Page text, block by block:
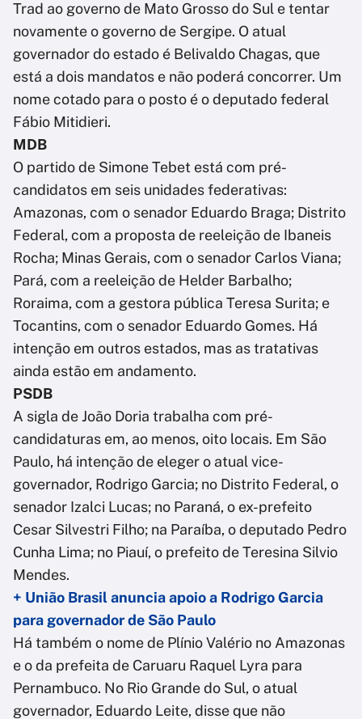
Trad ao governo de Mato Grosso do Sul e tentar
novamente o governo de Sergipe. O atual
governador do estado é Belivaldo Chagas, que
está a dois mandatos e não poderá concorrer. Um
nome cotado para o posto é o deputado federal
Fábio Mitidieri.
MDB
O partido de Simone Tebet está com pré-
candidatos em seis unidades federativas:
Amazonas, com o senador Eduardo Braga; Distrito
Federal, com a proposta de reeleição de Ibaneis
Rocha; Minas Gerais, com o senador Carlos Viana;
Pará, com a reeleição de Helder Barbalho;
Roraima, com a gestora pública Teresa Surita; e
Tocantins, com o senador Eduardo Gomes. Há
intenção em outros estados, mas as tratativas
ainda estão em andamento.
PSDB
A sigla de João Doria trabalha com pré-
candidaturas em, ao menos, oito locais. Em São
Paulo, há intenção de eleger o atual vice-
governador, Rodrigo Garcia; no Distrito Federal, o
senador Izalci Lucas; no Paraná, o ex-prefeito
Cesar Silvestri Filho; na Paraíba, o deputado Pedro
Cunha Lima; no Piauí, o prefeito de Teresina Silvio
Mendes.
+ União Brasil anuncia apoio a Rodrigo Garcia
para governador de São Paulo
Há também o nome de Plínio Valério no Amazonas
e o da prefeita de Caruaru Raquel Lyra para
Pernambuco. No Rio Grande do Sul, o atual
governador, Eduardo Leite, disse que não